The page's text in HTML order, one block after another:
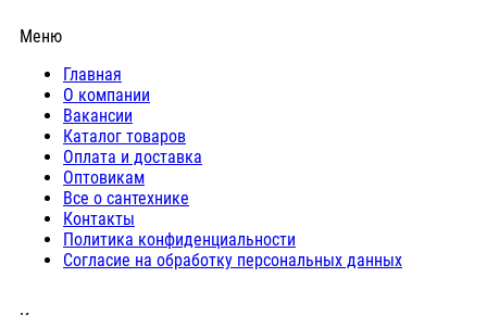
Меню
Главная
О компании
Вакансии
Каталог товаров
Оплата и доставка
Оптовикам
Все о сантехнике
Контакты
Политика конфиденциальности
Согласие на обработку персональных данных